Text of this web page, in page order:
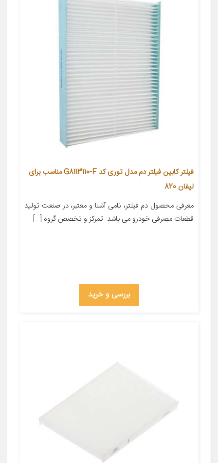
فیلتر کابین فیلتر دم مدل توری کد G8113110-F مناسب برای
لیفان 820
معرفی محصول دم فیلتر، نامی آشنا و معتبر، در صنعت تولید
قطعات مصرفی خودرو می باشد. تمرکز و تخصص گروه […]
بررسی و خرید